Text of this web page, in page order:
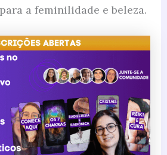
a feminilidade e beleza.